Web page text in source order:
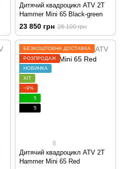
Дитячий квадроцикл ATV 2T
Hammer Mini 65 Black-green
23 850 грн 26 100 грн
БЕЗКОШТОВНА ДОСТАВКА
РОЗПРОДАЖ
НОВИНКА
ХІТ
−9%
5
5
8
Дитячий квадроцикл ATV 2T
Hammer Mini 65 Red